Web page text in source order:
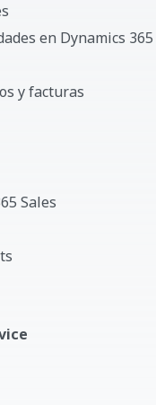
en Dynamics 365
y facturas
Sales